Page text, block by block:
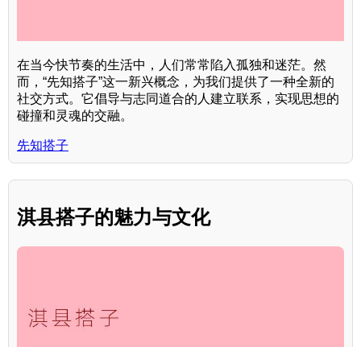
在当今快节奏的生活中，人们常常陷入孤独和迷茫。然
而，“先知搭子”这一新兴概念，为我们提供了一种全新的
社交方式。它倡导与志同道合的人建立联系，实现思想的
碰撞和灵魂的交融。
先知搭子
淇县搭子的魅力与文化